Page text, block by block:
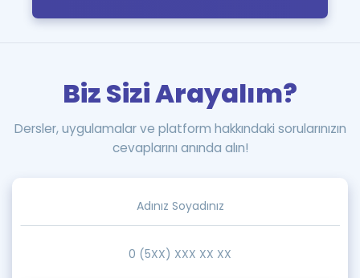
Biz Sizi Arayalım?
Dersler, uygulamalar ve platform hakkındaki sorularınızın
cevaplarını anında alın!